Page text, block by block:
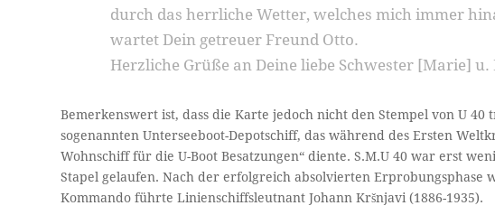
durch das herrliche Wetter, welches mich immer
wartet Dein getreuer Freund Otto.
Herzliche Grüße an Deine liebe Schwester [Marie]
Bemerkenswert ist, dass die Karte jedoch nicht den Stempel von U 40
sogenannten Unterseeboot-Depotschiff, das während des Ersten
Wohnschiff für die U-Boot Besatzungen“ diente. S.M.U 40 war erst
Stapel gelaufen. Nach der erfolgreich absolvierten Erprobungsphase
Kommando führte Linienschiffsleutnant Johann Kršnjavi (1886-1935).